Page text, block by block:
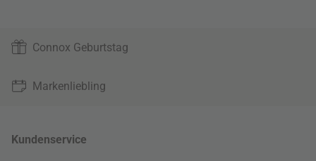
Connox Geburtstag
Markenliebling
Kundenservice